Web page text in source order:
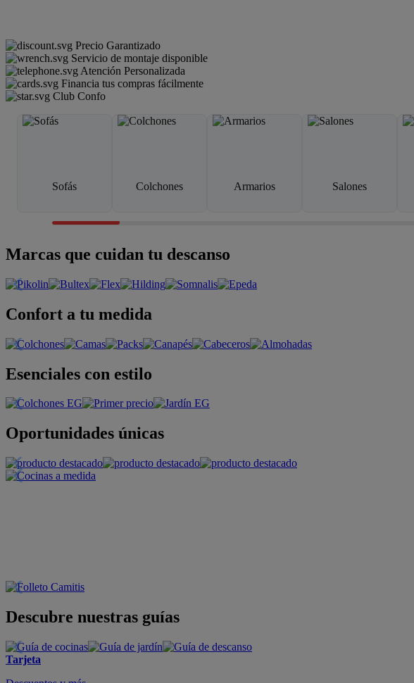
Precio Garantizado
Servicio de montaje disponible
Atención Personalizada
Financia tus compras fácilmente
Club Confo
Sofás Colchones Armarios Salones
Marcas que cuidan tu descanso
Confort a tu medida
Esenciales con estilo
Oportunidades únicas
Descubre nuestras guías
Tarjeta